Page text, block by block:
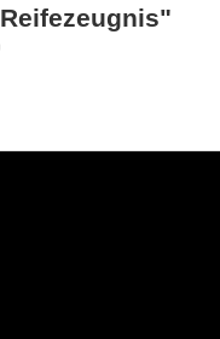
Reifezeugnis"